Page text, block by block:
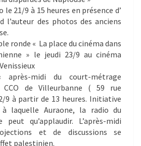
le 21/9 à 15 heures en présence d’
l’auteur des photos des anciens
ronde « La place du cinéma dans
» le jeudi 23/9 au cinéma
midi du court-métrage
de Villeurbanne ( 59 rue
9 à partir de 13 heures. Initiative
laquelle Auraone, la radio du
qu’applaudir. L’après-midi
et de discussions se
palestinien.